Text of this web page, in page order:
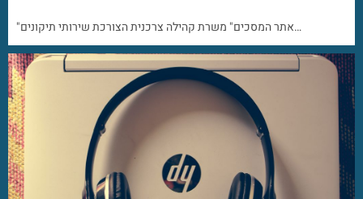
"אתר המסכים" משרת קהילה צרכנית הצורכת שירותי תיקונים…